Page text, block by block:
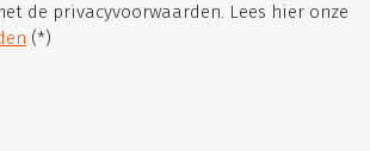
de privacyvoorwaarden. Lees hier onze
(*)